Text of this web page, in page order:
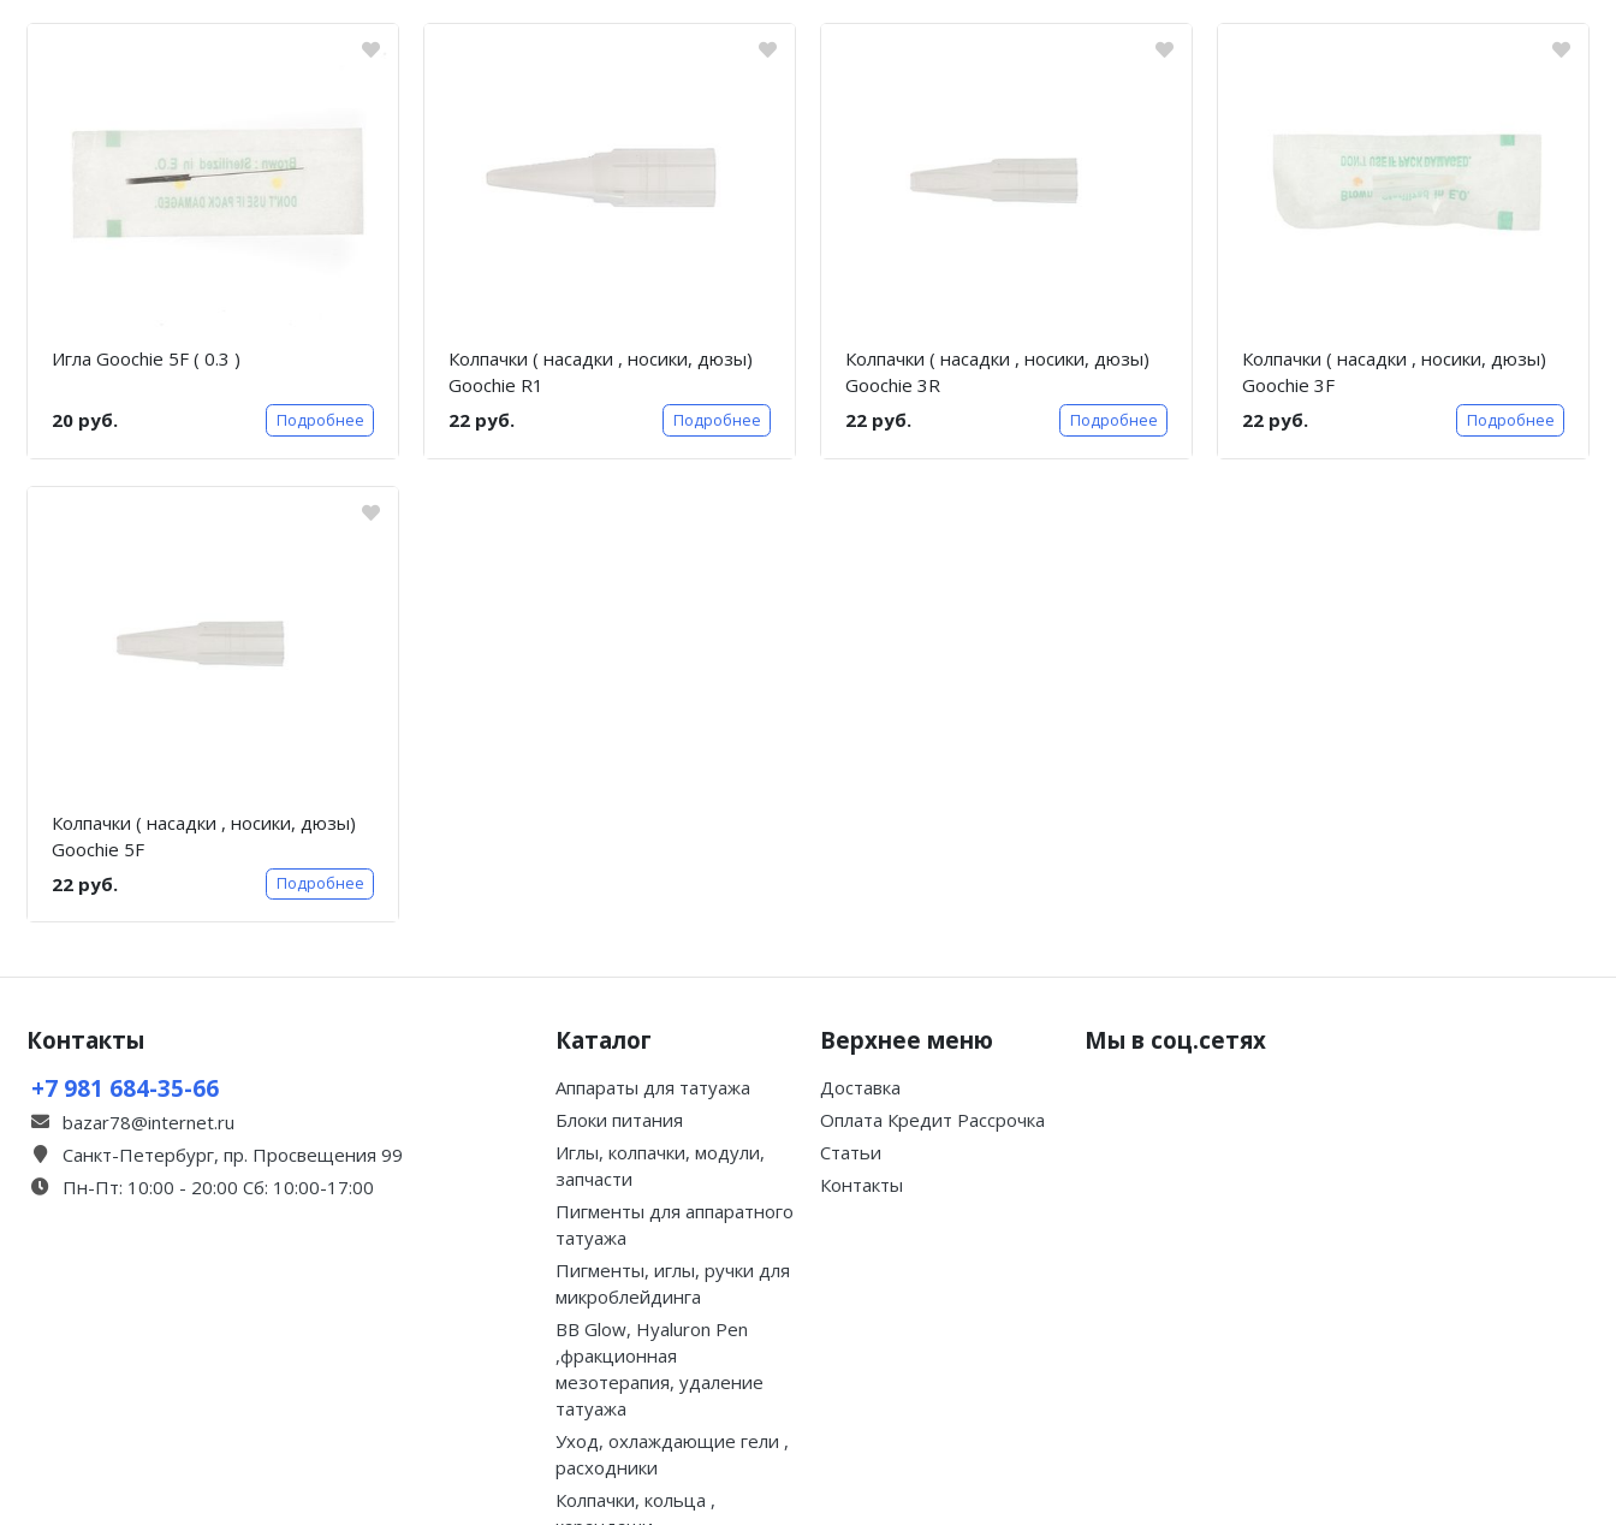
Игла Goochie 5F ( 0.3 )
20 руб. Подробнее
Колпачки ( насадки , носики, дюзы)
Goochie R1
22 руб.
Подробнее
Колпачки ( насадки , носики, дюзы)
Goochie 3R
22 руб.
Подробнее
Колпачки ( насадки , носики, дюзы)
Goochie 3F
22 руб.
Подробнее
Колпачки ( насадки , носики, дюзы)
Goochie 5F
22 руб.
Подробнее
Контакты
+7 981 684-35-66
bazar78@internet.ru
Санкт-Петербург, пр. Просвещения 99
Пн-Пт: 10:00 - 20:00 Сб: 10:00-17:00
Каталог
Аппараты для татуажа
Блоки питания
Иглы, колпачки, модули,
запчасти
Пигменты для аппаратного
татуажа
Пигменты, иглы, ручки для
микроблейдинга
BB Glow, Hyaluron Pen
,фракционная
мезотерапия, удаление
татуажа
Уход, охлаждающие гели ,
расходники
Колпачки, кольца ,
Верхнее меню
Доставка
Оплата Кредит Рассрочка
Статьи
Контакты
Мы в соц.сетях